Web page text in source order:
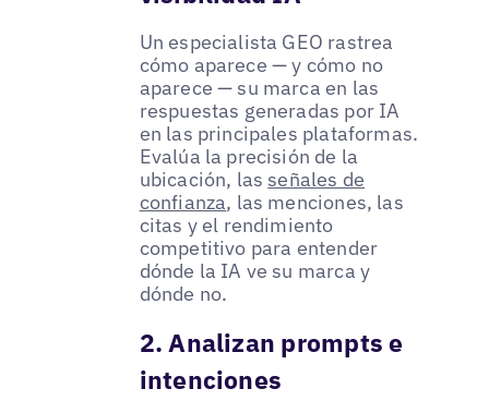
Un especialista GEO rastrea
cómo aparece — y cómo no
aparece — su marca en las
respuestas generadas por IA
en las principales plataformas.
Evalúa la precisión de la
ubicación, las señales de
confianza, las menciones, las
citas y el rendimiento
competitivo para entender
dónde la IA ve su marca y
dónde no.
2. Analizan prompts e
intenciones